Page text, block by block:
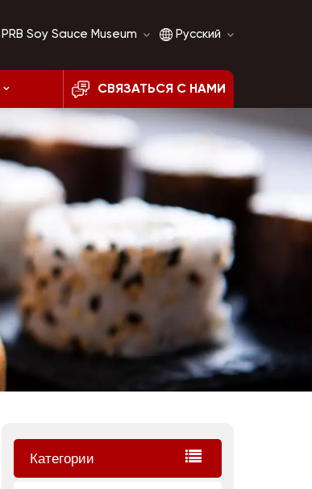
PRB Soy Sauce Museum
История соевого
соуса
Сравнение соевого
Русский
English
français
العربية
СВЯЗАТЬСЯ С НАМИ
Категории